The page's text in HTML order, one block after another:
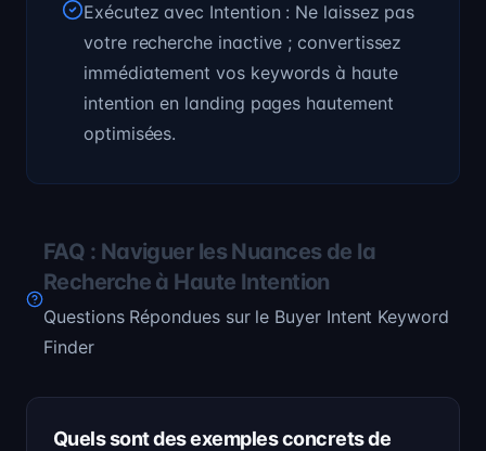
Exécutez avec Intention : Ne laissez pas
votre recherche inactive ; convertissez
immédiatement vos keywords à haute
intention en landing pages hautement
optimisées.
FAQ : Naviguer les Nuances de la
Recherche à Haute Intention
Questions Répondues sur le Buyer Intent Keyword
Finder
Quels sont des exemples concrets de